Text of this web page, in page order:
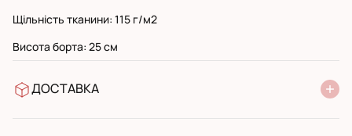
Щільність тканини: 115 г/м2
Висота борта: 25 см
ДОСТАВКА
УкрПошта стандарт